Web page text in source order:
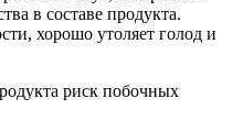
в составе продукта.
хорошо утоляет голод и
риск побочных